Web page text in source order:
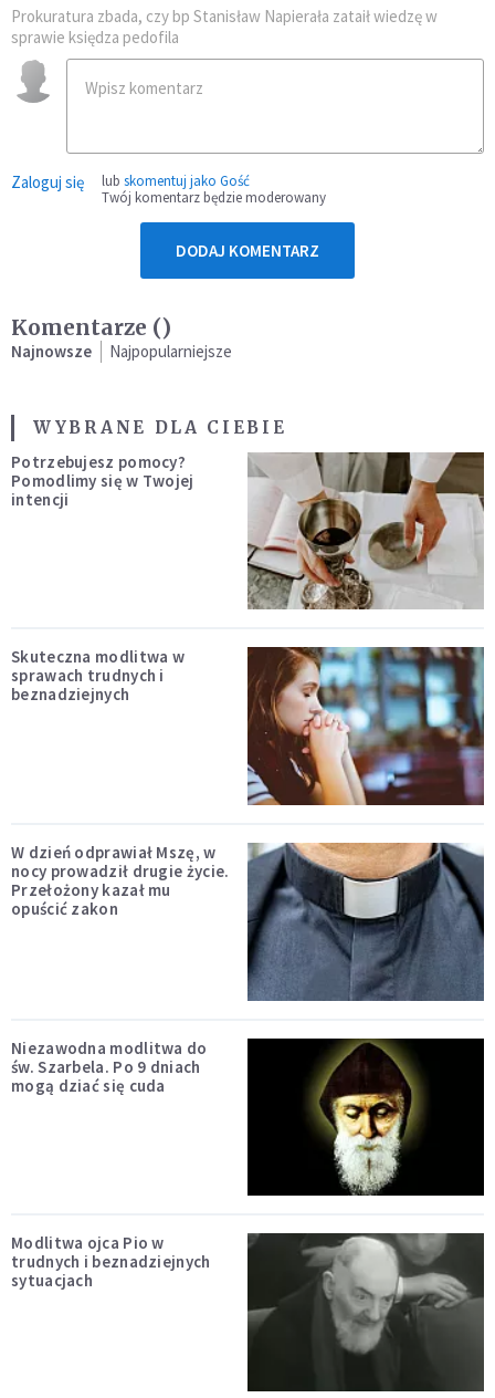
Prokuratura zbada, czy bp Stanisław Napierała zataił wiedzę w
sprawie księdza pedofila
Zaloguj się lub skomentuj jako Gość
Twój komentarz będzie moderowany
DODAJ KOMENTARZ
Komentarze ()
Najnowsze Najpopularniejsze
WYBRANE DLA CIEBIE
Potrzebujesz pomocy?
Pomodlimy się w Twojej
intencji
Skuteczna modlitwa w
sprawach trudnych i
beznadziejnych
W dzień odprawiał Mszę, w
nocy prowadził drugie życie.
Przełożony kazał mu
opuścić zakon
Niezawodna modlitwa do
św. Szarbela. Po 9 dniach
mogą dziać się cuda
Modlitwa ojca Pio w
trudnych i beznadziejnych
sytuacjach